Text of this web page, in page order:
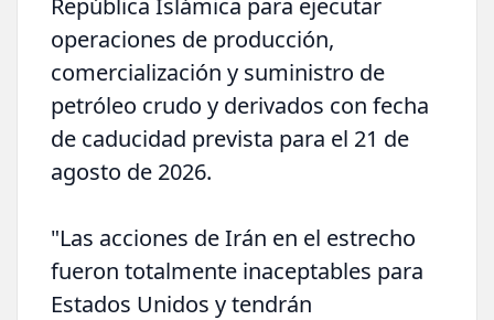
República Islámica para ejecutar
operaciones de producción,
comercialización y suministro de
petróleo crudo y derivados con fecha
de caducidad prevista para el 21 de
agosto de 2026.
"Las acciones de Irán en el estrecho
fueron totalmente inaceptables para
Estados Unidos y tendrán